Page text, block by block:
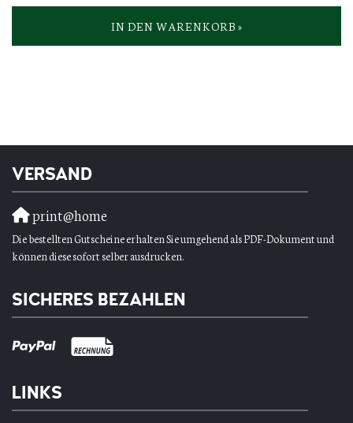
IN DEN WARENKORB »
VERSAND
print@home
Die bestellten Gutscheine erhalten Sie umgehend als PDF-Dokument und
können diese sofort selber ausdrucken.
SICHERES BEZAHLEN
LINKS